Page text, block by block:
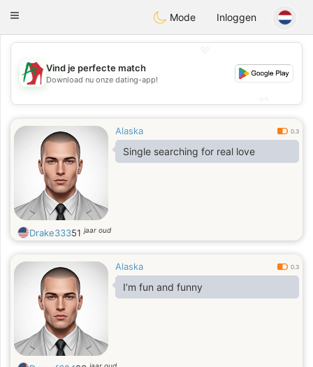
AmamiOra
Toggle
Mode Inloggen
💖
💕
Vind je perfecte match
Download nu onze dating-app!
Alaska 0.3
Single searching for real love
Drake33351jaar oud
Alaska 0.3
I’m fun and funny